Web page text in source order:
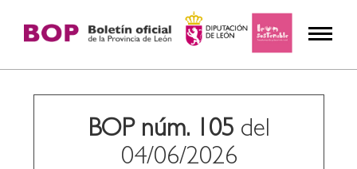
BOP núm. 105 del
04/06/2026